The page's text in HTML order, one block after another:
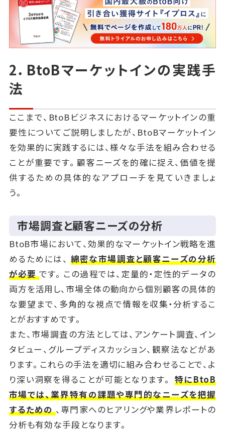
2．BtoBマーケットインの実践手
法
ここまで、BtoBビジネスにおけるマーケットインの重
要性についてご説明しましたが、BtoBマーケットイン
を効果的に実践するには、様々な手法を組み合わせる
ことが重要です。顧客ニーズを的確に捉え、価値を提
供するための具体的なアプローチを見ていきましょ
う。
市場調査と顧客ニーズの分析
BtoB市場において、効果的なマーケットイン戦略を進
めるためには、 綿密な市場調査と顧客ニーズの分析
が必要です。この過程では、定量的・定性的データの
両方を活用し、市場全体の動向から個別顧客の具体的
な要望まで、多角的な視点で情報を収集・分析するこ
とがおすすめです。
また、市場調査の方法としては、アンケート調査、イン
タビュー、グループディスカッション、観察法などがあ
ります。これらの手法を適切に組み合わせることで、よ
り深い洞察を得ることが可能となります。特にBtoB
市場では、業界特有の課題や専門的なニーズを把握
するための、専門家へのヒアリングや業界レポートの
分析も有効な手段となります。